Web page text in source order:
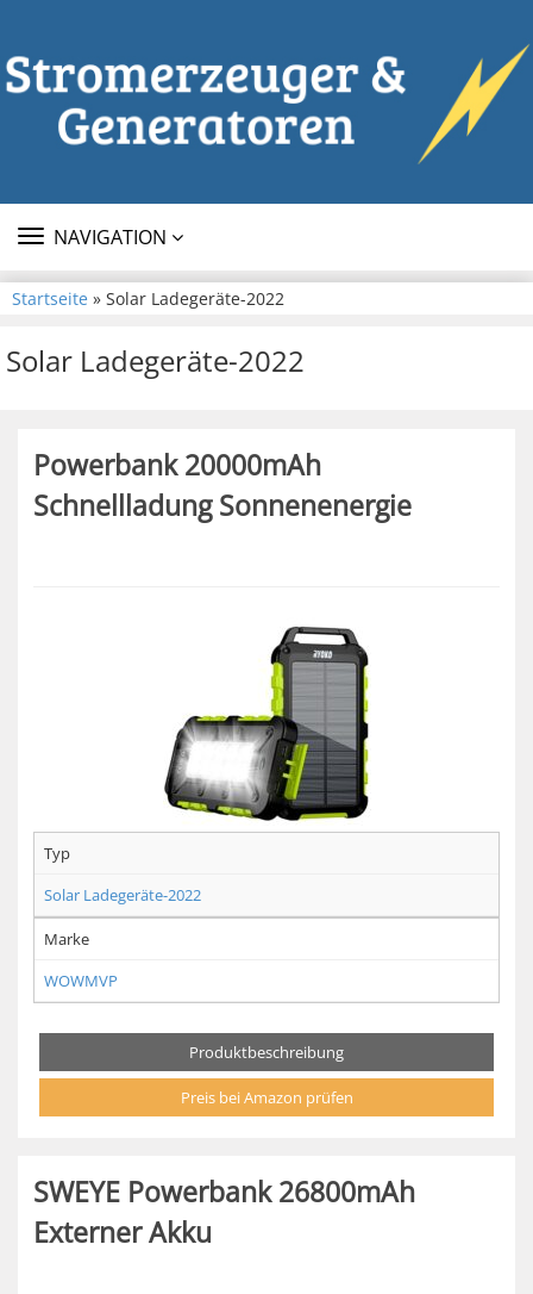
TOGGLE
NAVIGATION
Startseite » Solar Ladegeräte-2022
Solar Ladegeräte-2022
Powerbank 20000mAh
Schnellladung Sonnenenergie
Typ
Solar Ladegeräte-2022
Marke
WOWMVP
Produktbeschreibung
Preis bei Amazon prüfen
SWEYE Powerbank 26800mAh
Externer Akku